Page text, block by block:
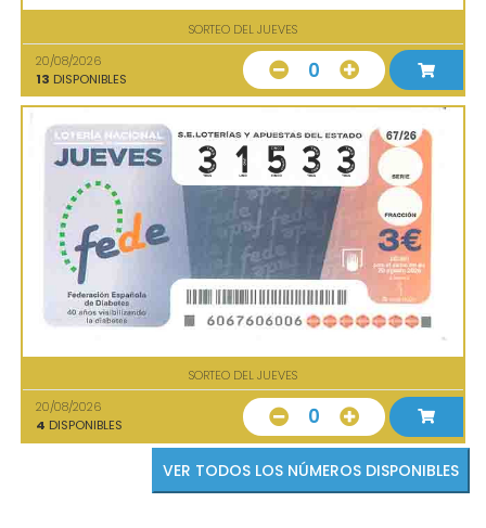
SORTEO DEL JUEVES
20/08/2026
13 DISPONIBLES 0
SORTEO DEL JUEVES
20/08/2026
4 DISPONIBLES 0
VER TODOS LOS NÚMEROS DISPONIBLES